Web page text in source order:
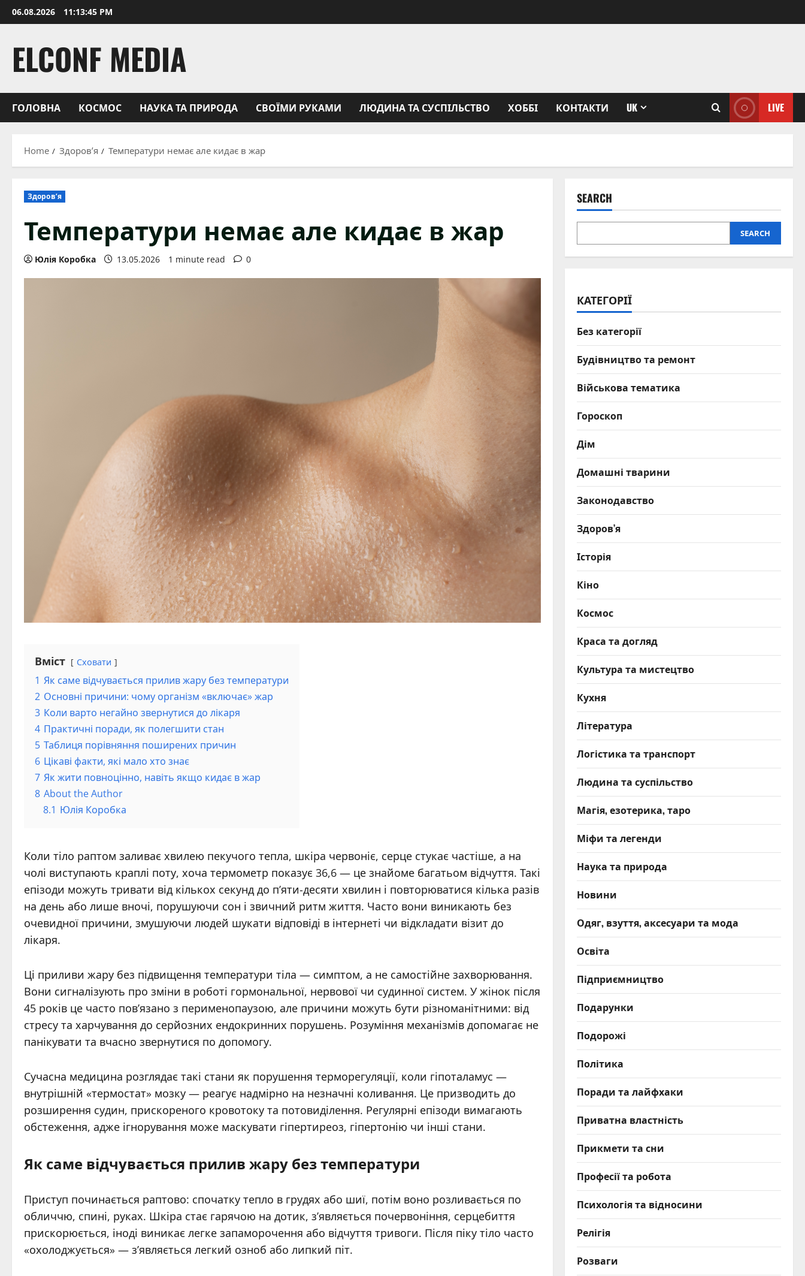
Skip
to
06.08.2026 11:13:46 PM
ELCONF MEDIA
ГОЛОВНА КОСМОС НАУКА ТА ПРИРОДА СВОЇМИ РУКАМИ ЛЮДИНА ТА СУСПІЛЬСТВО ХОББІ КОНТАКТИ UK LIVE
Home Здоров’я Температури немає але кидає в жар
Здоров’я
Температури немає але кидає в жар
Юлія Коробка 13.05.2026 1 minute read 0
Вміст Сховати
1 Як саме відчувається прилив жару без температури
2 Основні причини: чому організм «включає» жар
3 Коли варто негайно звернутися до лікаря
4 Практичні поради, як полегшити стан
5 Таблиця порівняння поширених причин
6 Цікаві факти, які мало хто знає
7 Як жити повноцінно, навіть якщо кидає в жар
8 About the Author
8.1 Юлія Коробка
Коли тіло раптом заливає хвилею пекучого тепла, шкіра червоніє, серце стукає частіше, а на
чолі виступають краплі поту, хоча термометр показує 36,6 — це знайоме багатьом відчуття. Такі
епізоди можуть тривати від кількох секунд до п’яти-десяти хвилин і повторюватися кілька разів
на день або лише вночі, порушуючи сон і звичний ритм життя. Часто вони виникають без
очевидної причини, змушуючи людей шукати відповіді в інтернеті чи відкладати візит до
лікаря.
Ці приливи жару без підвищення температури тіла — симптом, а не самостійне захворювання.
Вони сигналізують про зміни в роботі гормональної, нервової чи судинної систем. У жінок після
45 років це часто пов’язано з перименопаузою, але причини можуть бути різноманітними: від
стресу та харчування до серйозних ендокринних порушень. Розуміння механізмів допомагає не
панікувати та вчасно звернутися по допомогу.
Сучасна медицина розглядає такі стани як порушення терморегуляції, коли гіпоталамус —
внутрішній «термостат» мозку — реагує надмірно на незначні коливання. Це призводить до
розширення судин, прискореного кровотоку та потовиділення. Регулярні епізоди вимагають
обстеження, адже ігнорування може маскувати гіпертиреоз, гіпертонію чи інші стани.
Як саме відчувається прилив жару без температури
Приступ починається раптово: спочатку тепло в грудях або шиї, потім воно розливається по
обличчю, спині, руках. Шкіра стає гарячою на дотик, з’являється почервоніння, серцебиття
прискорюється, іноді виникає легке запаморочення або відчуття тривоги. Після піку тіло часто
«охолоджується» — з’являється легкий озноб або липкий піт.
SEARCH
SEARCH
КАТЕГОРІЇ
Без категорії
Будівництво та ремонт
Військова тематика
Гороскоп
Дім
Домашні тварини
Законодавство
Здоров’я
Історія
Кіно
Космос
Краса та догляд
Культура та мистецтво
Кухня
Література
Логістика та транспорт
Людина та суспільство
Магія, езотерика, таро
Міфи та легенди
Наука та природа
Новини
Одяг, взуття, аксесуари та мода
Освіта
Підприємництво
Подарунки
Подорожі
Політика
Поради та лайфхаки
Приватна властність
Прикмети та сни
Професії та робота
Психологія та відносини
Релігія
Розваги